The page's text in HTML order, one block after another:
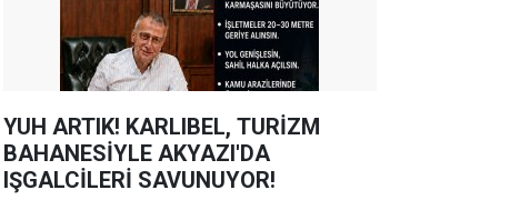
YUH ARTIK! KARLIBEL, TURİZM
BAHANESİYLE AKYAZI'DA
IŞGALCİLERİ SAVUNUYOR!